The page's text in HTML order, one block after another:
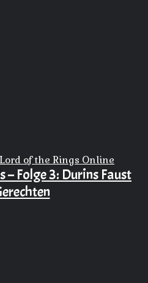
Lord of the Rings Online
– Folge 3: Durins Faust